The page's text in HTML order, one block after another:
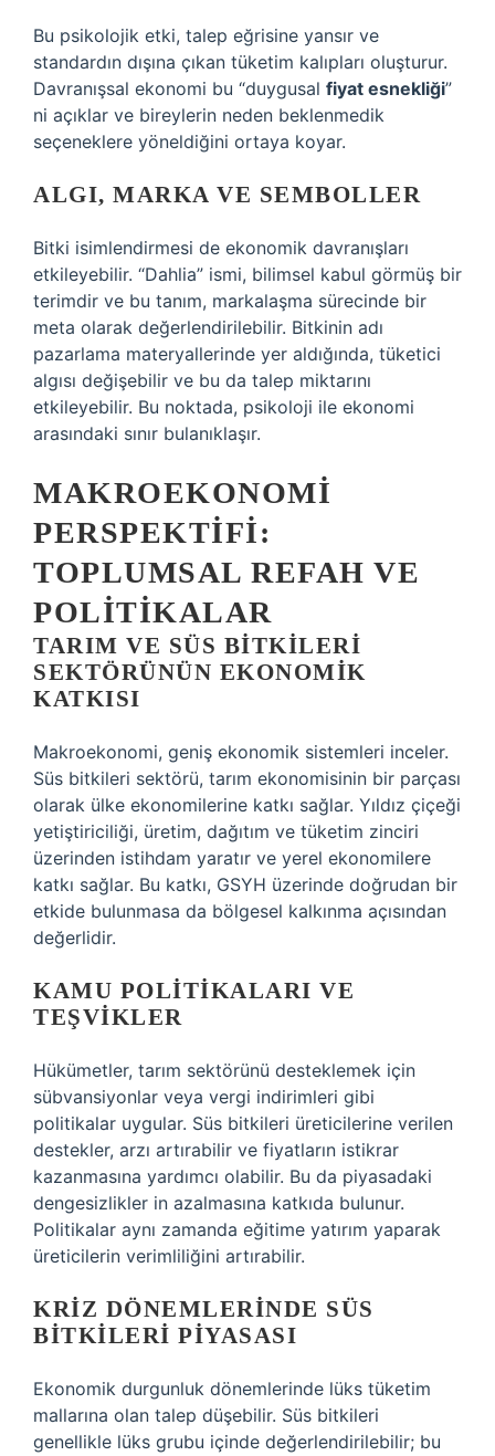
Bu psikolojik etki, talep eğrisine yansır ve
standardın dışına çıkan tüketim kalıpları oluşturur.
Davranışsal ekonomi bu “duygusal fiyat esnekliği”
ni açıklar ve bireylerin neden beklenmedik
seçeneklere yöneldiğini ortaya koyar.
ALGI, MARKA VE SEMBOLLER
Bitki isimlendirmesi de ekonomik davranışları
etkileyebilir. “Dahlia” ismi, bilimsel kabul görmüş bir
terimdir ve bu tanım, markalaşma sürecinde bir
meta olarak değerlendirilebilir. Bitkinin adı
pazarlama materyallerinde yer aldığında, tüketici
algısı değişebilir ve bu da talep miktarını
etkileyebilir. Bu noktada, psikoloji ile ekonomi
arasındaki sınır bulanıklaşır.
MAKROEKONOMI
PERSPEKTIFI:
TOPLUMSAL REFAH VE
POLITIKALAR
TARIM VE SÜS BITKILERI
SEKTÖRÜNÜN EKONOMIK
KATKISI
Makroekonomi, geniş ekonomik sistemleri inceler.
Süs bitkileri sektörü, tarım ekonomisinin bir parçası
olarak ülke ekonomilerine katkı sağlar. Yıldız çiçeği
yetiştiriciliği, üretim, dağıtım ve tüketim zinciri
üzerinden istihdam yaratır ve yerel ekonomilere
katkı sağlar. Bu katkı, GSYH üzerinde doğrudan bir
etkide bulunmasa da bölgesel kalkınma açısından
değerlidir.
KAMU POLITIKALARI VE
TEŞVIKLER
Hükümetler, tarım sektörünü desteklemek için
sübvansiyonlar veya vergi indirimleri gibi
politikalar uygular. Süs bitkileri üreticilerine verilen
destekler, arzı artırabilir ve fiyatların istikrar
kazanmasına yardımcı olabilir. Bu da piyasadaki
dengesizlikler in azalmasına katkıda bulunur.
Politikalar aynı zamanda eğitime yatırım yaparak
üreticilerin verimliliğini artırabilir.
KRIZ DÖNEMLERINDE SÜS
BITKILERI PIYASASI
Ekonomik durgunluk dönemlerinde lüks tüketim
mallarına olan talep düşebilir. Süs bitkileri
genellikle lüks grubu içinde değerlendirilebilir; bu